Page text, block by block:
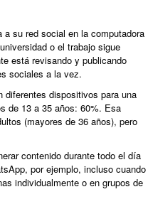
a su red social en la computadora
o el trabajo sigue
está revisando y publicando
sociales a la vez.
diferentes dispositivos para una
de 13 a 35 años: 60%. Esa
(mayores de 36 años), pero
contenido durante todo el día
por ejemplo, incluso cuando
individualmente o en grupos de